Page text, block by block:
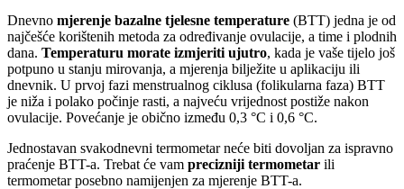
Dnevno mjerenje bazalne tjelesne temperature (BTT) jedna je od
najčešće korištenih metoda za određivanje ovulacije, a time i plodnih
dana. Temperaturu morate izmjeriti ujutro, kada je vaše tijelo još
potpuno u stanju mirovanja, a mjerenja bilježite u aplikaciju ili
dnevnik. U prvoj fazi menstrualnog ciklusa (folikularna faza) BTT
je niža i polako počinje rasti, a najveću vrijednost postiže nakon
ovulacije. Povećanje je obično između 0,3 °C i 0,6 °C.
Jednostavan svakodnevni termometar neće biti dovoljan za ispravno
praćenje BTT-a. Trebat će vam precizniji termometar ili
termometar posebno namijenjen za mjerenje BTT-a.